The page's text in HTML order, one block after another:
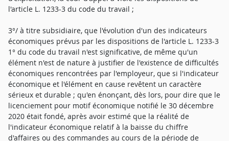
l'article L. 1233-3 du code du travail ;
3°/ à titre subsidiaire, que l'évolution d'un des indicateurs
économiques prévus par les dispositions de l'article L. 1233-3
1° du code du travail n'est significative, de même qu'un
élément n'est de nature à justifier de l'existence de difficultés
économiques rencontrées par l'employeur, que si l'indicateur
économique et l'élément en cause revêtent un caractère
sérieux et durable ; qu'en énonçant, dès lors, pour dire que le
licenciement pour motif économique notifié le 30 décembre
2020 était fondé, après avoir estimé que la réalité de
l'indicateur économique relatif à la baisse du chiffre
d'affaires ou des commandes au cours de la période de